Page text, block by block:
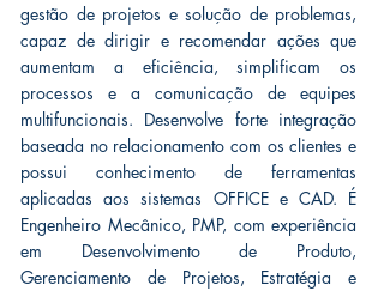
gestão de projetos e solução de problemas,
capaz de dirigir e recomendar ações que
aumentam a eficiência, simplificam os
processos e a comunicação de equipes
multifuncionais. Desenvolve forte integração
baseada no relacionamento com os clientes e
possui conhecimento de ferramentas
aplicadas aos sistemas OFFICE e CAD. É
Engenheiro Mecânico, PMP, com experiência
em Desenvolvimento de Produto,
Gerenciamento de Projetos, Estratégia e